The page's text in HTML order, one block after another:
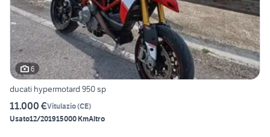
6
ducati hypermotard 950 sp
11.000 €Vitulazio(CE)
Usato12/201915000 KmAltro